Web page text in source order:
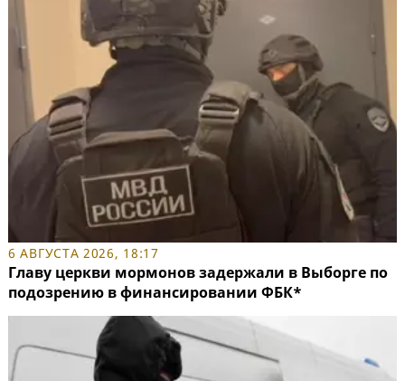
6 АВГУСТА 2026, 18:17
Главу церкви мормонов задержали в Выборге по
подозрению в финансировании ФБК*